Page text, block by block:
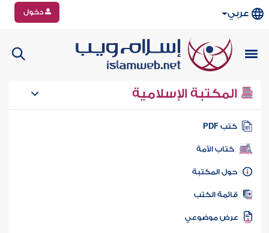
عربي دخول
المكتبة الإسلامية
كتب PDF
كتاب الأمة
المكتبة
الكتب